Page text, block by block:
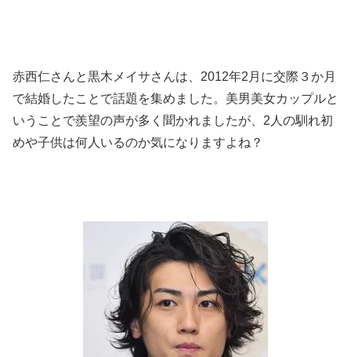
赤西仁さんと黒木メイサさんは、2012年2月に交際３か月
で結婚したことで話題を集めました。美男美女カップルと
いうことで羨望の声が多く聞かれましたが、2人の馴れ初
めや子供は何人いるのか気になりますよね？